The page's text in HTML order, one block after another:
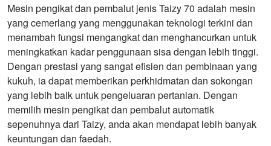
Mesin pengikat dan pembalut jenis Taizy 70 adalah mesin
yang cemerlang yang menggunakan teknologi terkini dan
menambah fungsi mengangkat dan menghancurkan untuk
meningkatkan kadar penggunaan sisa dengan lebih tinggi.
Dengan prestasi yang sangat efisien dan pembinaan yang
kukuh, ia dapat memberikan perkhidmatan dan sokongan
yang lebih baik untuk pengeluaran pertanian. Dengan
memilih mesin pengikat dan pembalut automatik
sepenuhnya dari Taizy, anda akan mendapat lebih banyak
keuntungan dan faedah.